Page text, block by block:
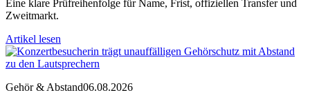
Eine klare Prüfreihenfolge für Name, Frist, offiziellen Transfer und
Zweitmarkt.
Artikel lesen
Gehör & Abstand06.08.2026